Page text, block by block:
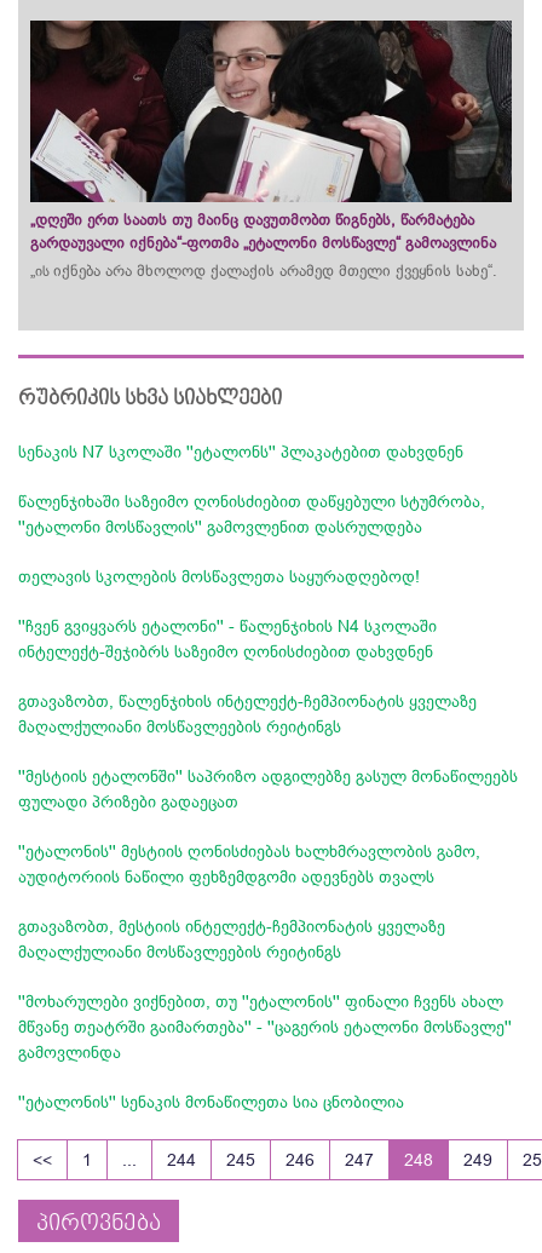
„დღეში ერთ საათს თუ მაინც დავუთმობთ წიგნებს, წარმატება
გარდაუვალი იქნება“-ფოთმა „ეტალონი მოსწავლე“ გამოავლინა
„ის იქნება არა მხოლოდ ქალაქის არამედ მთელი ქვეყნის სახე“.
რუბრიკის სხვა სიახლეები
სენაკის N7 სკოლაში ''ეტალონს'' პლაკატებით დახვდნენ
წალენჯიხაში საზეიმო ღონისძიებით დაწყებული სტუმრობა,
''ეტალონი მოსწავლის'' გამოვლენით დასრულდება
თელავის სკოლების მოსწავლეთა საყურადღებოდ!
''ჩვენ გვიყვარს ეტალონი'' - წალენჯიხის N4 სკოლაში
ინტელექტ-შეჯიბრს საზეიმო ღონისძიებით დახვდნენ
გთავაზობთ, წალენჯიხის ინტელექტ-ჩემპიონატის ყველაზე
მაღალქულიანი მოსწავლეების რეიტინგს
''მესტიის ეტალონში'' საპრიზო ადგილებზე გასულ მონაწილეებს
ფულადი პრიზები გადაეცათ
''ეტალონის'' მესტიის ღონისძიებას ხალხმრავლობის გამო,
აუდიტორიის ნაწილი ფეხზემდგომი ადევნებს თვალს
გთავაზობთ, მესტიის ინტელექტ-ჩემპიონატის ყველაზე
მაღალქულიანი მოსწავლეების რეიტინგს
''მოხარულები ვიქნებით, თუ ''ეტალონის'' ფინალი ჩვენს ახალ
მწვანე თეატრში გაიმართება'' - ''ცაგერის ეტალონი მოსწავლე''
გამოვლინდა
''ეტალონის'' სენაკის მონაწილეთა სია ცნობილია
<< 1 244 245 246 247 248 249
პიროვნება